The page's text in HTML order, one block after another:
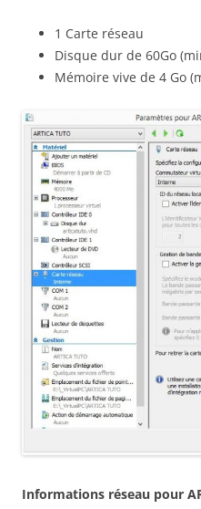
1 Carte réseau
Disque dur de 60Go
Mémoire vive de 4 Go
Informations réseau pour